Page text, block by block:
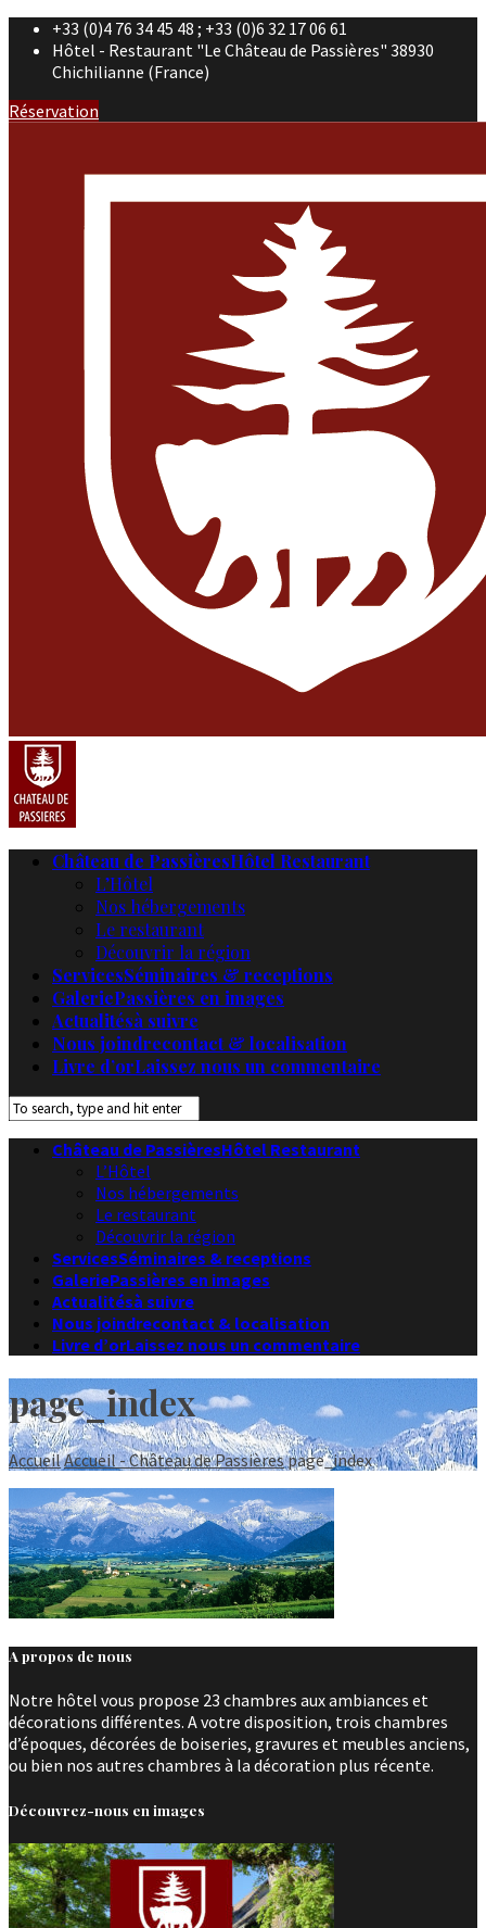
+33 (0)4 76 34 45 48 ; +33 (0)6 32 17 06 61
Hôtel - Restaurant "Le Château de Passières" 38930
Chichilianne (France)
Réservation
Château de PassièresHôtel Restaurant
L’Hôtel
Nos hébergements
Le restaurant
Découvrir la région
ServicesSéminaires & receptions
GaleriePassières en images
Actualitésà suivre
Nous joindrecontact & localisation
Livre d’orLaissez nous un commentaire
Château de PassièresHôtel Restaurant
L’Hôtel
Nos hébergements
Le restaurant
Découvrir la région
ServicesSéminaires & receptions
GaleriePassières en images
Actualitésà suivre
Nous joindrecontact & localisation
Livre d’orLaissez nous un commentaire
page_index
AccueilAccueil - Château de Passièrespage_index
A propos de nous
Notre hôtel vous propose 23 chambres aux ambiances et
décorations différentes. A votre disposition, trois chambres
d’époques, décorées de boiseries, gravures et meubles anciens,
ou bien nos autres chambres à la décoration plus récente.
Découvrez-nous en images